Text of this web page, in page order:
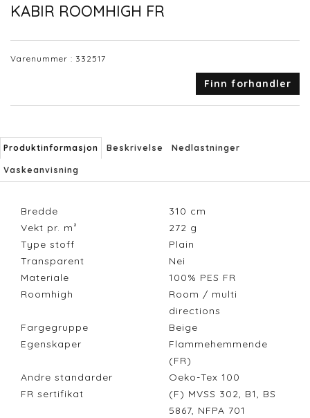
KABIR ROOMHIGH FR
Varenummer : 332517
Finn forhandler
Produktinformasjon Beskrivelse Nedlastninger
Vaskeanvisning
Bredde 310 cm
Vekt pr. m²
272 g
Type stoff
Plain
Transparent
Nei
Materiale
100% PES FR
Roomhigh
Room / multi
directions
Fargegruppe
Beige
Egenskaper
Flammehemmende
(FR)
Andre standarder
Oeko-Tex 100
FR sertifikat
(F) MVSS 302, B1, BS
5867, NFPA 701